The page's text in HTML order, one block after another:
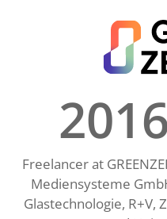
Freelancer at
Mediensysteme
Glastechnologie, R+V,